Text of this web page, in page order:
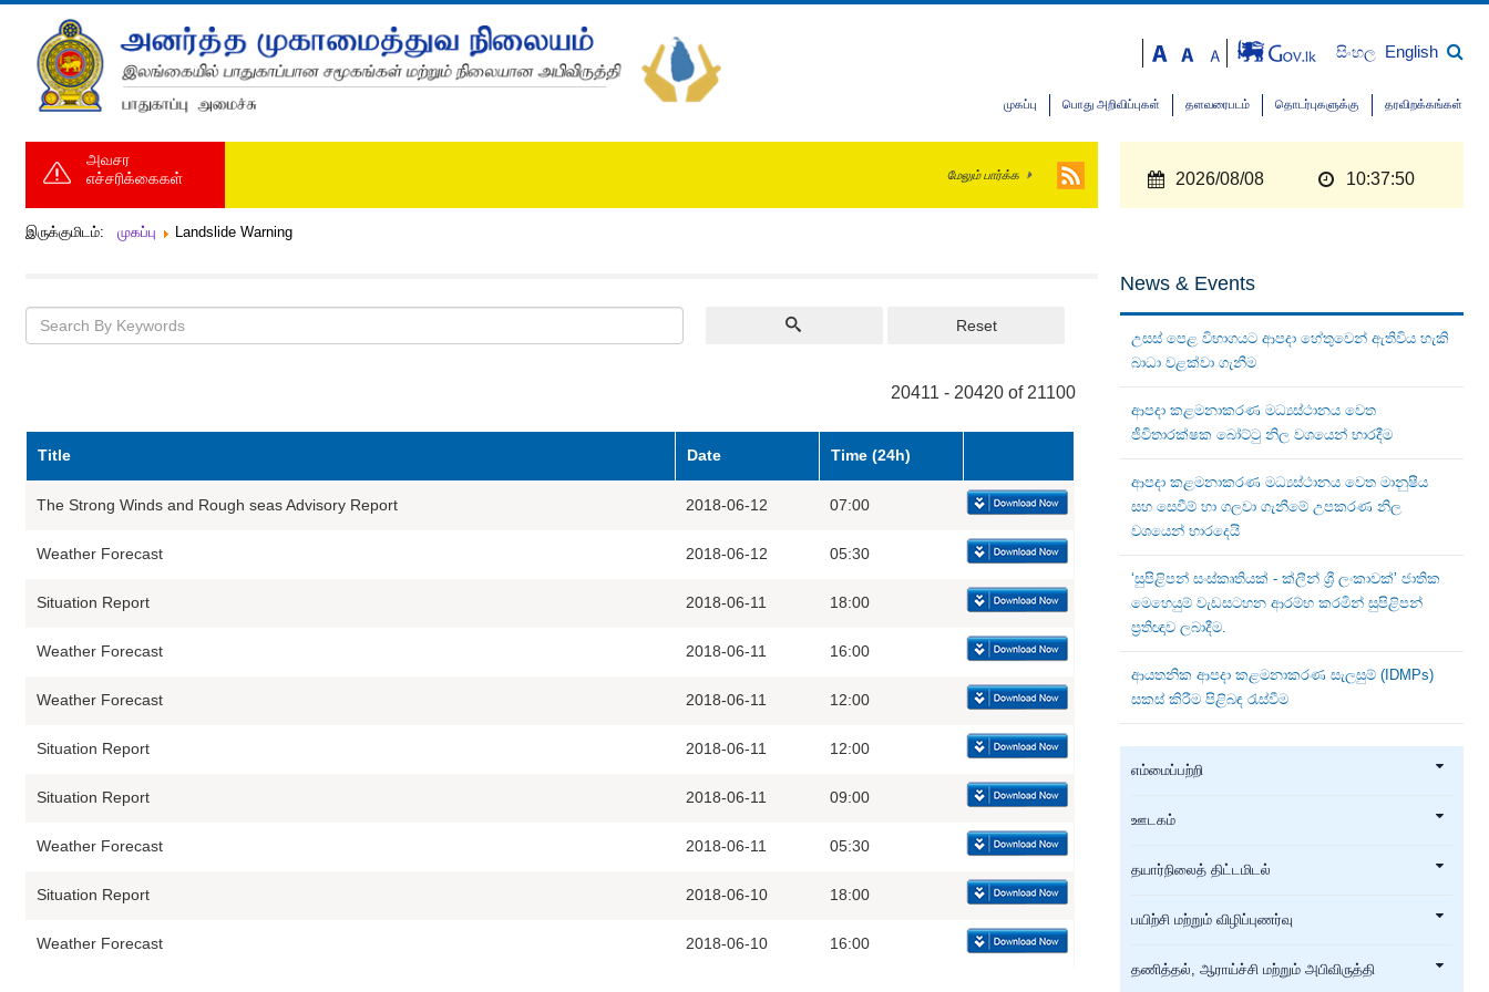
සිංහල English
முகப்பு பொது அறிவிப்புகள் தளவரைபடம் தொடர்புகளுக்கு தரவிறக்கங்கள்
அவசர
எச்சரிக்கைகள்
மேலும் பார்க்க 2026/08/08 10:37:50
இருக்குமிடம்: முகப்பு Landslide Warning
Reset
20411 - 20420 of 21100
Title Date Time (24h)
The Strong Winds and Rough seas Advisory Report 2018-06-12 07:00
Weather Forecast 2018-06-12 05:30
Situation Report 2018-06-11 18:00
Weather Forecast 2018-06-11 16:00
Weather Forecast 2018-06-11 12:00
Situation Report 2018-06-11 12:00
Situation Report 2018-06-11 09:00
Weather Forecast 2018-06-11 05:30
Situation Report 2018-06-10 18:00
Weather Forecast 2018-06-10 16:00
News & Events
උසස් පෙළ විභාගයට ආපදා හේතුවෙන් ඇතිවිය හැකි
බාධා වළක්වා ගැනීම
ආපදා කළමනාකරණ මධ්‍යස්ථානය වෙත
ජීවිතාරක්ෂක බෝට්ටු නිල වශයෙන් භාරදීම
ආපදා කළමනාකරණ මධ්‍යස්ථානය වෙත මානුෂීය
සහ සෙවීම් හා ගලවා ගැනීමේ උපකරණ නිල
වශයෙන් භාරදෙයි
‘සුපිළිපන් සංස්කෘතියක් - ක්ලීන් ශ්‍රී ලංකාවක්’ ජාතික
මෙහෙයුම් වැඩසටහන ආරම්භ කරමින් සුපිළිපන්
ප්‍රතිඥාව ලබාදීම.
ආයතනික ආපදා කළමනාකරණ සැලසුම් (IDMPs)
සකස් කිරීම පිළිබඳ රැස්වීම
எம்மைப்பற்றி
ஊடகம்
தயார்நிலைத் திட்டமிடல்
பயிற்சி மற்றும் விழிப்புணர்வு
தணித்தல், ஆராய்ச்சி மற்றும் அபிவிருத்தி